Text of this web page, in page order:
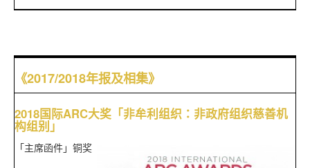
《2017/2018年报及相集》
2018国际ARC大奖「非牟利组织：非政府组织慈善机
构组别」
「主席函件」铜奖